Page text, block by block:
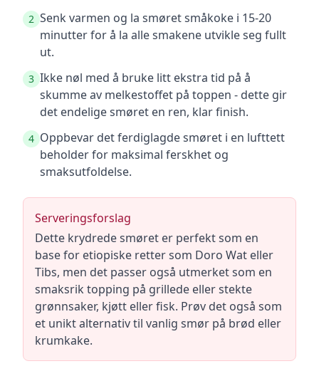
2 Senk varmen og la smøret småkoke i 15-20
minutter for å la alle smakene utvikle seg fullt
ut.
3 Ikke nøl med å bruke litt ekstra tid på å
skumme av melkestoffet på toppen - dette gir
det endelige smøret en ren, klar finish.
4 Oppbevar det ferdiglagde smøret i en lufttett
beholder for maksimal ferskhet og
smaksutfoldelse.
Serveringsforslag
Dette krydrede smøret er perfekt som en
base for etiopiske retter som Doro Wat eller
Tibs, men det passer også utmerket som en
smaksrik topping på grillede eller stekte
grønnsaker, kjøtt eller fisk. Prøv det også som
et unikt alternativ til vanlig smør på brød eller
krumkake.